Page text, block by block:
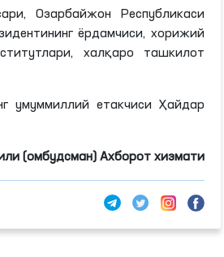
Озарбайжон Республикаси
ёрдамчиси, хорижий
халқаро ташкилот
умуммиллий етакчиси Ҳайдар
(омбудсман) Ахборот хизмати